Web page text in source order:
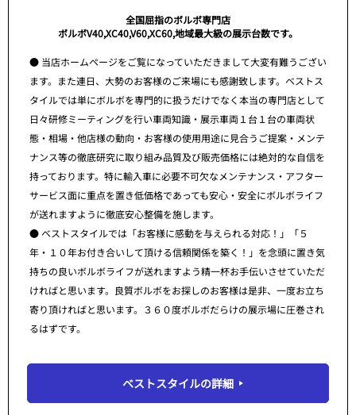
全国屈指のボルボ専門店
ボルボV40,XC40,V60,XC60,地域最大級の展示台数です。
● 当店ホームページをご覧になっていただきまして大変有難うござい
ます。また連日、大勢のお客様のご来場にも感謝致します。ベストス
タイルでは単にボルボを専門的に扱うだけでなく本当の専門店として
日々研修ミーティングを行い車両知識・展示車両１台１台の車両状
態・相場・他店様の動向・お客様の使用用途に見合うご提案・メンテ
ナンス等の徹底研究に取り組み品質及び販売価格には絶対的な自信を
持っております。特に輸入車に必要不可欠なメンテナンス・アフター
サービス面に重点を置き低価格であっても安心・安全にボルボライフ
が送れますように徹底安心整備を施します。
● ベストスタイルでは「お客様に感動を与えられる対応！」「５
年・１０年お付き合いして頂ける信頼関係を築く！」を念頭に置き気
持ちの良いボルボライフが送れますよう精一杯お手伝いさせていただ
ければと思います。良質ボルボをお探しのお客様は是非、一度お立ち
寄り頂ければと思います。３６０度ボルボだらけの展示場に圧巻され
るはずです。
ベストスタイルの詳細